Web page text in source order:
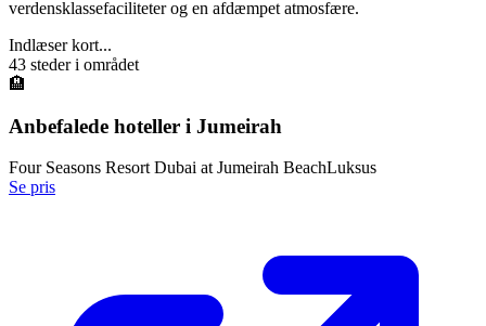
verdensklassefaciliteter og en afdæmpet atmosfære.
Indlæser kort...
43 steder i området
🏨
Anbefalede hoteller i Jumeirah
Four Seasons Resort Dubai at Jumeirah BeachLuksus
Se pris